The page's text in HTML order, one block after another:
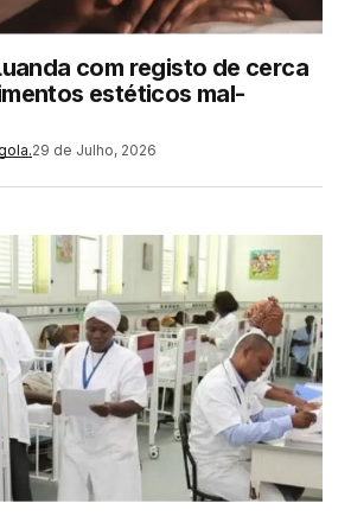
com registo de cerca
estéticos mal-
29 de Julho, 2026